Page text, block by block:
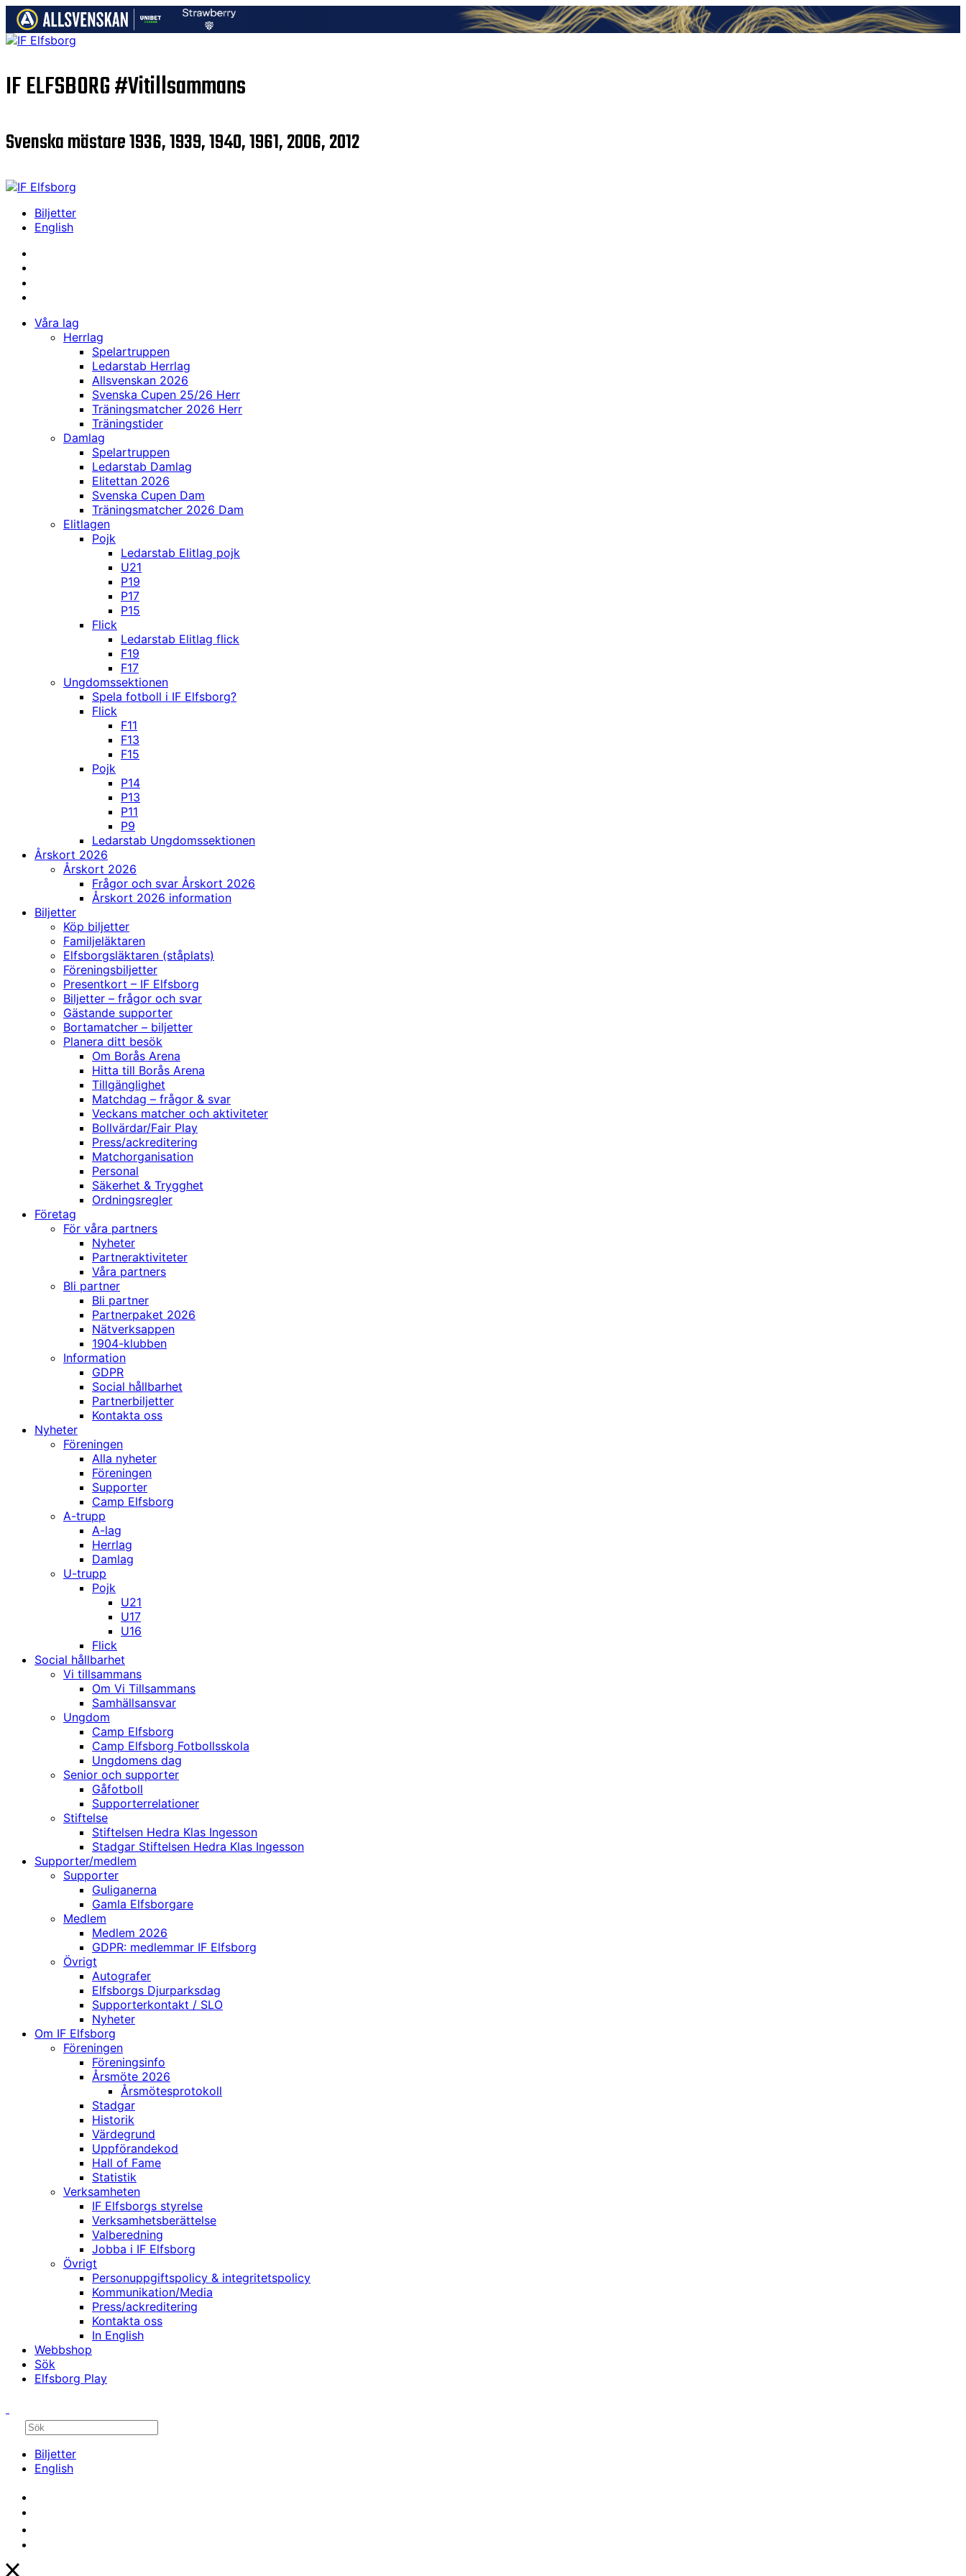
IF ELFSBORG#Vitillsammans
Svenska mästare 1936, 1939, 1940, 1961, 2006, 2012
Biljetter
English
Våra lag
Herrlag
Spelartruppen
Ledarstab Herrlag
Allsvenskan 2026
Svenska Cupen 25/26 Herr
Träningsmatcher 2026 Herr
Träningstider
Damlag
Spelartruppen
Ledarstab Damlag
Elitettan 2026
Svenska Cupen Dam
Träningsmatcher 2026 Dam
Elitlagen
Pojk
Ledarstab Elitlag pojk
U21
P19
P17
P15
Flick
Ledarstab Elitlag flick
F19
F17
Ungdomssektionen
Spela fotboll i IF Elfsborg?
Flick
F11
F13
F15
Pojk
P14
P13
P11
P9
Ledarstab Ungdomssektionen
Årskort 2026
Årskort 2026
Frågor och svar Årskort 2026
Årskort 2026 information
Biljetter
Köp biljetter
Familjeläktaren
Elfsborgsläktaren (ståplats)
Föreningsbiljetter
Presentkort – IF Elfsborg
Biljetter – frågor och svar
Gästande supporter
Bortamatcher – biljetter
Planera ditt besök
Om Borås Arena
Hitta till Borås Arena
Tillgänglighet
Matchdag – frågor & svar
Veckans matcher och aktiviteter
Bollvärdar/Fair Play
Press/ackreditering
Matchorganisation
Personal
Säkerhet & Trygghet
Ordningsregler
Företag
För våra partners
Nyheter
Partneraktiviteter
Våra partners
Bli partner
Bli partner
Partnerpaket 2026
Nätverksappen
1904-klubben
Information
GDPR
Social hållbarhet
Partnerbiljetter
Kontakta oss
Nyheter
Föreningen
Alla nyheter
Föreningen
Supporter
Camp Elfsborg
A-trupp
A-lag
Herrlag
Damlag
U-trupp
Pojk
U21
U17
U16
Flick
Social hållbarhet
Vi tillsammans
Om Vi Tillsammans
Samhällsansvar
Ungdom
Camp Elfsborg
Camp Elfsborg Fotbollsskola
Ungdomens dag
Senior och supporter
Gåfotboll
Supporterrelationer
Stiftelse
Stiftelsen Hedra Klas Ingesson
Stadgar Stiftelsen Hedra Klas Ingesson
Supporter/medlem
Supporter
Guliganerna
Gamla Elfsborgare
Medlem
Medlem 2026
GDPR: medlemmar IF Elfsborg
Övrigt
Autografer
Elfsborgs Djurparksdag
Supporterkontakt / SLO
Nyheter
Om IF Elfsborg
Föreningen
Föreningsinfo
Årsmöte 2026
Årsmötesprotokoll
Stadgar
Historik
Värdegrund
Uppförandekod
Hall of Fame
Statistik
Verksamheten
IF Elfsborgs styrelse
Verksamhetsberättelse
Valberedning
Jobba i IF Elfsborg
Övrigt
Personuppgiftspolicy & integritetspolicy
Kommunikation/Media
Press/ackreditering
Kontakta oss
In English
Webbshop
Sök
Elfsborg Play
Biljetter
English